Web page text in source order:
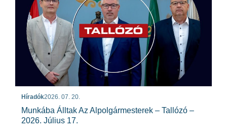
Híradók2026. 07. 20.
Munkába Álltak Az Alpolgármesterek – Tallózó –
2026. Július 17.